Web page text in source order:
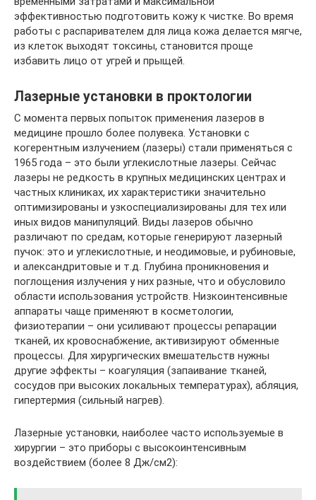
эффективностью подготовить кожу к чистке. Во время
работы с распаривателем для лица кожа делается мягче,
из клеток выходят токсины, становится проще
избавить лицо от угрей и прыщей.
Лазерные установки в проктологии
С момента первых попыток применения лазеров в
медицине прошло более полувека. Установки с
когерентным излучением (лазеры) стали применяться с
1965 года – это были углекислотные лазеры. Сейчас
лазеры не редкость в крупных медицинских центрах и
частных клиниках, их характеристики значительно
оптимизированы и узкоспециализированы для тех или
иных видов манипуляций. Виды лазеров обычно
различают по средам, которые генерируют лазерный
пучок: это и углекислотные, и неодимовые, и рубиновые,
и александритовые и т.д. Глубина проникновения и
поглощения излучения у них разные, что и обусловило
области использования устройств. Низкоинтенсивные
аппараты чаще применяют в косметологии,
физиотерапии – они усиливают процессы репарации
тканей, их кровоснабжение, активизируют обменные
процессы. Для хирургических вмешательств нужны
другие эффекты – коагуляция (запаивание тканей,
сосудов при высоких локальных температурах), абляция,
гипертермия (сильный нагрев).
Лазерные установки, наиболее часто используемые в
хирургии – это приборы с высокоинтенсивным
воздействием (более 8 Дж/см2):